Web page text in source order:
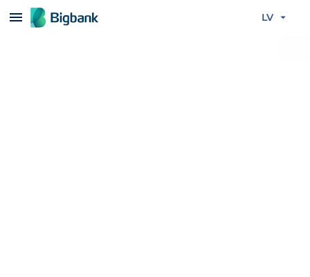
Pāriet uz saturu LV